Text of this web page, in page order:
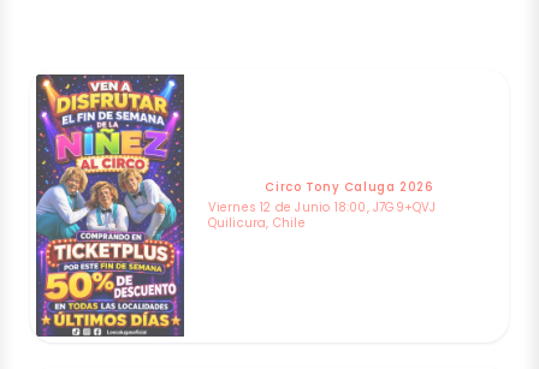
Circo Tony Caluga 2026
Viernes 12 de Junio 18:00, J7G9+QVJ
Quilicura, Chile